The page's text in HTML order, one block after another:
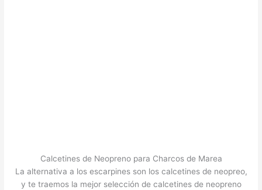
Calcetines de Neopreno para Charcos de Marea
La alternativa a los escarpines son los calcetines de neopreo,
y te traemos la mejor selección de calcetines de neopreno